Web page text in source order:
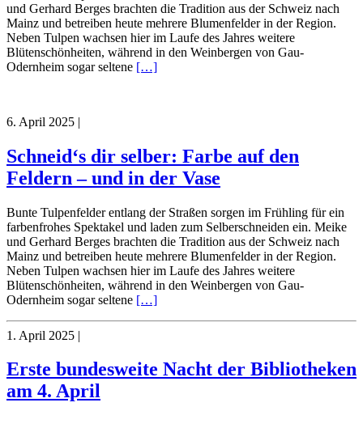
und Gerhard Berges brachten die Tradition aus der Schweiz nach
Mainz und betreiben heute mehrere Blumenfelder in der Region.
Neben Tulpen wachsen hier im Laufe des Jahres weitere
Blütenschönheiten, während in den Weinbergen von Gau-
Odernheim sogar seltene […]
6. April 2025 |
Schneid‘s dir selber: Farbe auf den
Feldern – und in der Vase
Bunte Tulpenfelder entlang der Straßen sorgen im Frühling für ein
farbenfrohes Spektakel und laden zum Selberschneiden ein. Meike
und Gerhard Berges brachten die Tradition aus der Schweiz nach
Mainz und betreiben heute mehrere Blumenfelder in der Region.
Neben Tulpen wachsen hier im Laufe des Jahres weitere
Blütenschönheiten, während in den Weinbergen von Gau-
Odernheim sogar seltene […]
1. April 2025 |
Erste bundesweite Nacht der Bibliotheken
am 4. April